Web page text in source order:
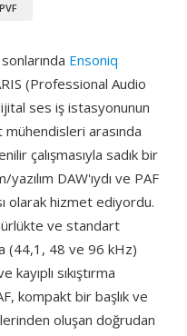
PVF
Ensoniq
(Professional Audio
ses iş istasyonunun
mühendisleri arasında
çalışmasıyla sadık bir
DAW'ıydı ve PAF
olarak hizmet ediyordu.
ve standart
(44,1, 48 ve 96 kHz)
kayıplı sıkıştırma
kompakt bir başlık ve
oluşan doğrudan